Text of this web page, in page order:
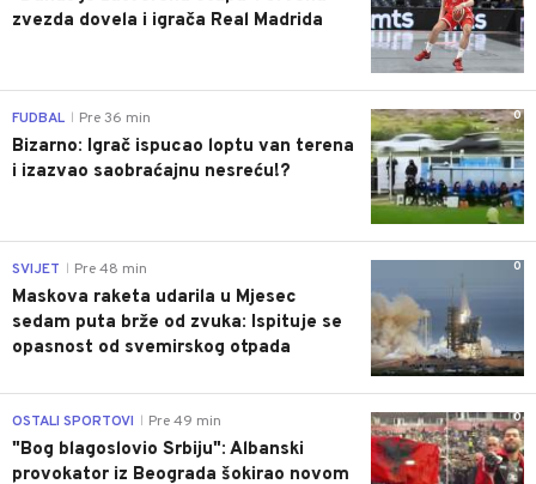
zvezda dovela i igrača Real Madrida
0
FUDBAL Pre 36 min
Bizarno: Igrač ispucao loptu van terena
i izazvao saobraćajnu nesreću!?
0
SVIJET Pre 48 min
Maskova raketa udarila u Mjesec
sedam puta brže od zvuka: Ispituje se
opasnost od svemirskog otpada
0
OSTALI SPORTOVI Pre 49 min
"Bog blagoslovio Srbiju": Albanski
provokator iz Beograda šokirao novom